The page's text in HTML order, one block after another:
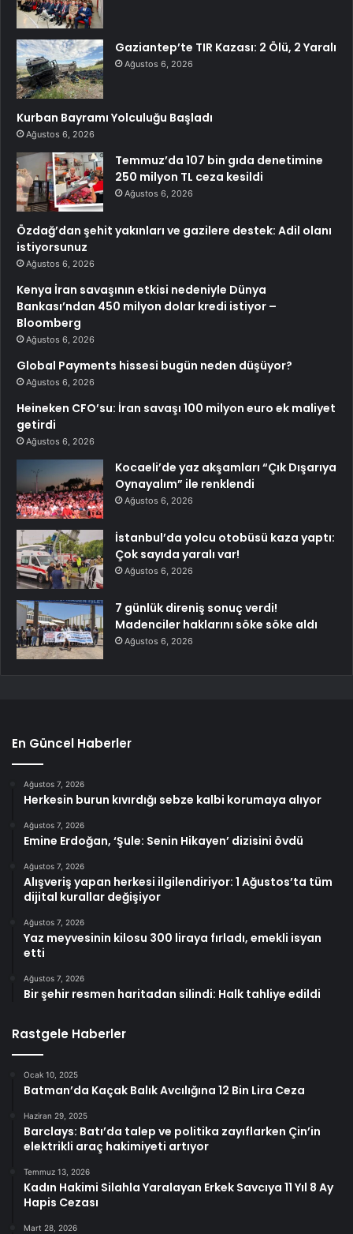
Gaziantep’te TIR Kazası: 2 Ölü, 2 Yaralı
Ağustos 6, 2026
Kurban Bayramı Yolculuğu Başladı
Ağustos 6, 2026
Temmuz’da 107 bin gıda denetimine
250 milyon TL ceza kesildi
Ağustos 6, 2026
Özdağ’dan şehit yakınları ve gazilere destek: Adil olanı
istiyorsunuz
Ağustos 6, 2026
Kenya İran savaşının etkisi nedeniyle Dünya
Bankası’ndan 450 milyon dolar kredi istiyor –
Bloomberg
Ağustos 6, 2026
Global Payments hissesi bugün neden düşüyor?
Ağustos 6, 2026
Heineken CFO’su: İran savaşı 100 milyon euro ek maliyet
getirdi
Ağustos 6, 2026
Kocaeli’de yaz akşamları “Çık Dışarıya
Oynayalım” ile renklendi
Ağustos 6, 2026
İstanbul’da yolcu otobüsü kaza yaptı:
Çok sayıda yaralı var!
Ağustos 6, 2026
7 günlük direniş sonuç verdi!
Madenciler haklarını söke söke aldı
Ağustos 6, 2026
En Güncel Haberler
Ağustos 7, 2026
Herkesin burun kıvırdığı sebze kalbi korumaya alıyor
Ağustos 7, 2026
Emine Erdoğan, ‘Şule: Senin Hikayen’ dizisini övdü
Ağustos 7, 2026
Alışveriş yapan herkesi ilgilendiriyor: 1 Ağustos’ta tüm
dijital kurallar değişiyor
Ağustos 7, 2026
Yaz meyvesinin kilosu 300 liraya fırladı, emekli isyan
etti
Ağustos 7, 2026
Bir şehir resmen haritadan silindi: Halk tahliye edildi
Rastgele Haberler
Ocak 10, 2025
Batman’da Kaçak Balık Avcılığına 12 Bin Lira Ceza
Haziran 29, 2025
Barclays: Batı’da talep ve politika zayıflarken Çin’in
elektrikli araç hakimiyeti artıyor
Temmuz 13, 2026
Kadın Hakimi Silahla Yaralayan Erkek Savcıya 11 Yıl 8 Ay
Hapis Cezası
Mart 28, 2026